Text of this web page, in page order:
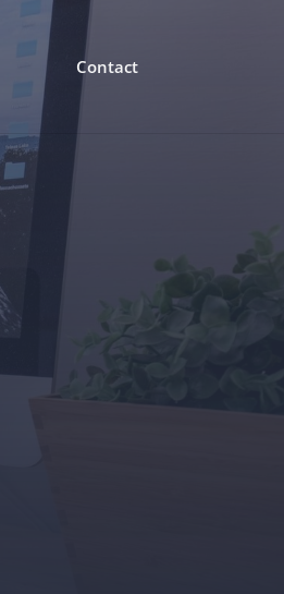
Contact